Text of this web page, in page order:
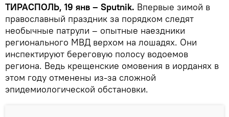
ТИРАСПОЛЬ, 19 янв – Sputnik. Впервые зимой в
православный праздник за порядком следят
необычные патрули – опытные наездники
регионального МВД верхом на лошадях. Они
инспектируют береговую полосу водоемов
региона. Ведь крещенские омовения в иорданях в
этом году отменены из-за сложной
эпидемиологической обстановки.